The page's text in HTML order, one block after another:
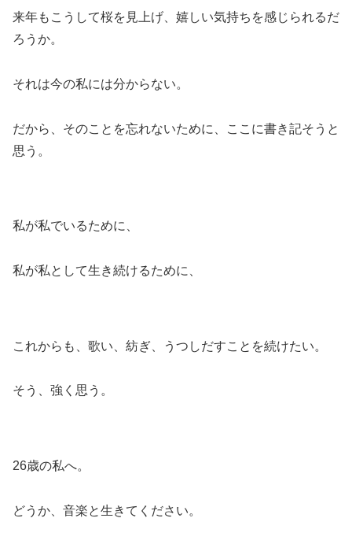
来年もこうして桜を見上げ、嬉しい気持ちを感じられるだ
ろうか。
それは今の私には分からない。
だから、そのことを忘れないために、ここに書き記そうと
思う。
私が私でいるために、
私が私として生き続けるために、
これからも、歌い、紡ぎ、うつしだすことを続けたい。
そう、強く思う。
26歳の私へ。
どうか、音楽と生きてください。